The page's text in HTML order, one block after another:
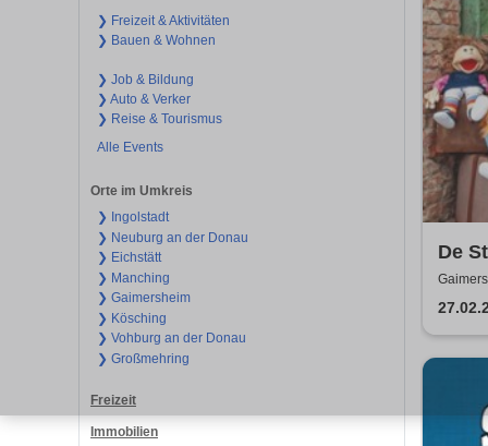
❯ Freizeit & Aktivitäten
❯ Bauen & Wohnen
❯ Job & Bildung
❯ Auto & Verker
❯ Reise & Tourismus
Alle Events
Orte im Umkreis
❯ Ingolstadt
❯ Neuburg an der Donau
❯ Eichstätt
❯ Manching
❯ Gaimersheim
❯ Kösching
❯ Vohburg an der Donau
❯ Großmehring
Freizeit
Immobilien
De